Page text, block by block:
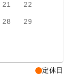
21 22
28 29
定休日